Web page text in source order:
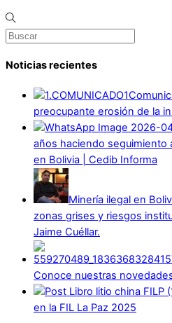
Noticias recientes
preocupante erosión de la
años haciendo seguimiento
en Bolivia | Cedib Informa
Minería ilegal en
zonas grises y riesgos
Jaime Cuéllar.
Conoce nuestras
en la FIL La Paz 2025